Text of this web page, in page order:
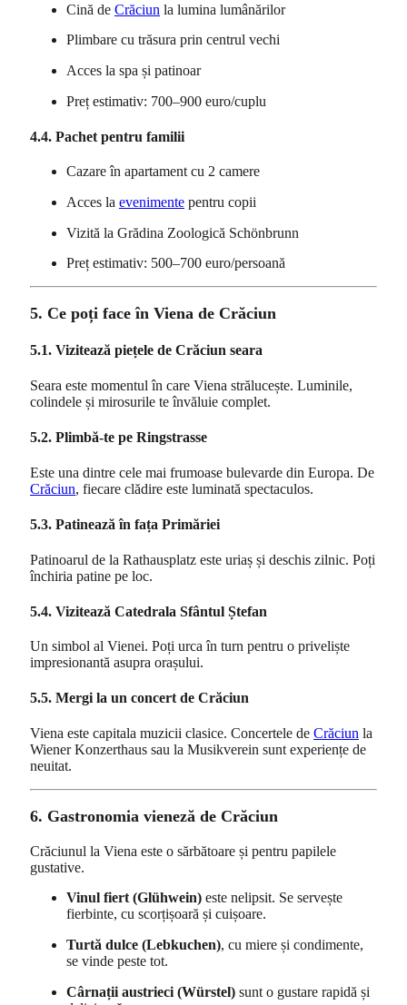
Cină de Crăciun la lumina lumânărilor
Plimbare cu trăsura prin centrul vechi
Acces la spa și patinoar
Preț estimativ: 700–900 euro/cuplu
4.4. Pachet pentru familii
Cazare în apartament cu 2 camere
Acces la evenimente pentru copii
Vizită la Grădina Zoologică Schönbrunn
Preț estimativ: 500–700 euro/persoană
5. Ce poți face în Viena de Crăciun
5.1. Vizitează piețele de Crăciun seara
Seara este momentul în care Viena strălucește. Luminile,
colindele și mirosurile te învăluie complet.
5.2. Plimbă-te pe Ringstrasse
Este una dintre cele mai frumoase bulevarde din Europa. De
Crăciun, fiecare clădire este luminată spectaculos.
5.3. Patinează în fața Primăriei
Patinoarul de la Rathausplatz este uriaș și deschis zilnic. Poți
închiria patine pe loc.
5.4. Vizitează Catedrala Sfântul Ștefan
Un simbol al Vienei. Poți urca în turn pentru o priveliște
impresionantă asupra orașului.
5.5. Mergi la un concert de Crăciun
Viena este capitala muzicii clasice. Concertele de Crăciun la
Wiener Konzerthaus sau la Musikverein sunt experiențe de
neuitat.
6. Gastronomia vieneză de Crăciun
Crăciunul la Viena este o sărbătoare și pentru papilele
gustative.
Vinul fiert (Glühwein) este nelipsit. Se servește
fierbinte, cu scorțișoară și cuișoare.
Turtă dulce (Lebkuchen), cu miere și condimente,
se vinde peste tot.
Cârnații austrieci (Würstel) sunt o gustare rapidă și